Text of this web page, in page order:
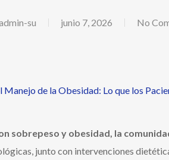
su junio 7, 2026 No
sobrepeso y obesidad, la
junto con intervenciones